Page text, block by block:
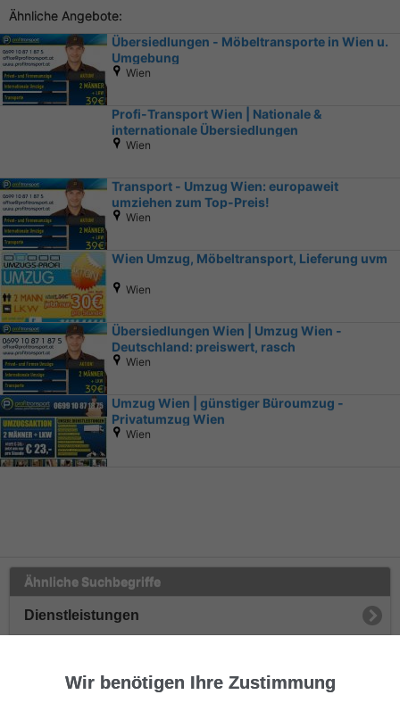
Ähnliche Angebote:
Übersiedlungen - Möbeltransporte in Wien u.
Umgebung
Wien
Profi-Transport Wien | Nationale &
internationale Übersiedlungen
Wien
Transport - Umzug Wien: europaweit
umziehen zum Top-Preis!
Wien
Wien Umzug, Möbeltransport, Lieferung uvm
Wien
Übersiedlungen Wien | Umzug Wien -
Deutschland: preiswert, rasch
Wien
Umzug Wien | günstiger Büroumzug -
Privatumzug Wien
Wien
Ähnliche Suchbegriffe
Dienstleistungen
Umzugshelfer
Wir benötigen Ihre Zustimmung